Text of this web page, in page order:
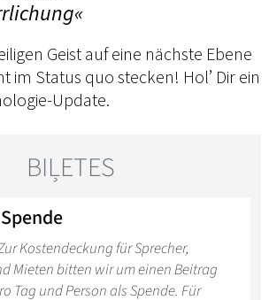
Geist auf eine nächste Ebene
im Status quo stecken! Hol’ Dir ein
Update.